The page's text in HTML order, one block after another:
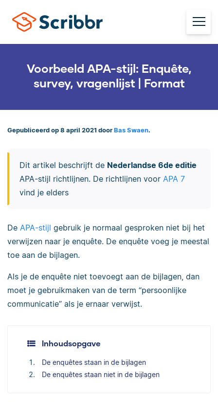
Voorbeeld APA-stijl: Enquête,
survey, vragenlijst | Format
Gepubliceerd op 8 april 2021 door Bas Swaen.
Dit artikel beschrijft de Nederlandse 6de editie
APA-stijl richtlijnen. De richtlijnen voor APA 7
vind je elders
De APA-stijl gebruik je normaal gesproken niet bij het
verwijzen naar je enquête. De enquête voeg je meestal
toe aan de bijlagen.
Als je de enquête niet toevoegt aan de bijlagen, dan
moet je gebruikmaken van de term “persoonlijke
communicatie” als je ernaar verwijst.
Inhoudsopgave
De enquêtes staan in de bijlagen
De enquêtes staan niet in de bijlagen